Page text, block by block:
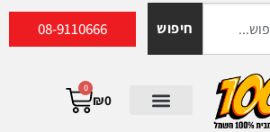
חיפוש 08-9110666
₪0
0